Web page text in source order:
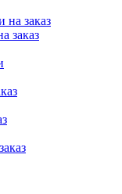
на заказ
заказ